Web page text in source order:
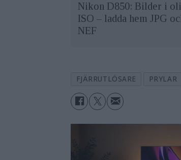
Nikon D850: Bilder i
ISO – ladda hem JPG
NEF
FJÄRRUTLÖSARE PRYLAR